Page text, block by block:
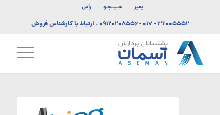
پمپر جـیــجـو راس
۳۲۰۰۵۵۵۲ - ۰۱۷ -۰۹۱۲۰۲۰۸۵۵۶: ارتباط با کارشناس فروش